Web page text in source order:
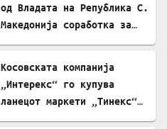
од Владата на Република С.
Македонија соработка за
Косовската компанија
„Интерекс“ го купува
ланецот маркети „Тинекс“